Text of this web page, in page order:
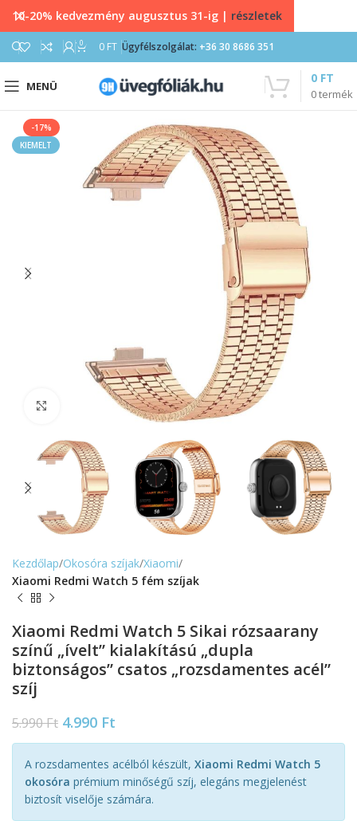
0 0 FT Ügyfélszolgálat: +36 30 8686 351
MENÜ
0termék
0 FT
-17%
KIEMELT
Kezdőlap Okosóra szíjak Xiaomi
Xiaomi Redmi Watch 5 fém szíjak
Xiaomi Redmi Watch 5 Sikai rózsaarany
színű „ívelt” kialakítású „dupla
biztonságos” csatos „rozsdamentes acél”
szíj
5.990Ft 4.990 Ft
A rozsdamentes acélból készült, Xiaomi Redmi Watch 5
okosóra prémium minőségű szíj, elegáns megjelenést
biztosít viselője számára.
10-20% kedvezmény augusztus 31-ig | részletek